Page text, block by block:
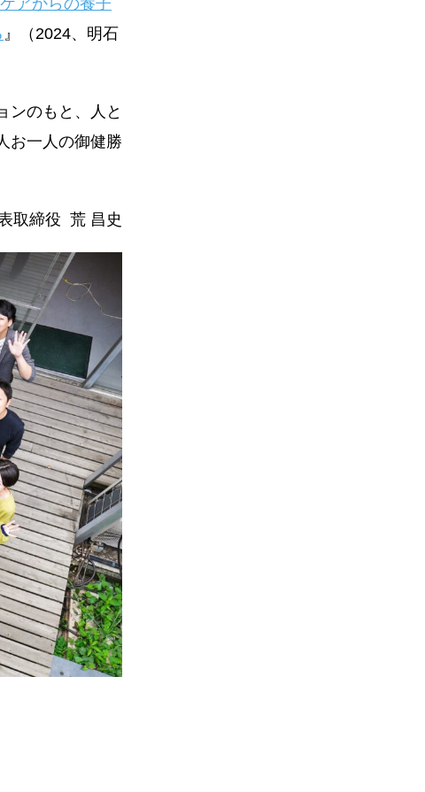
アからの養子
』（2024、明石
ンのもと、人と
お一人の御健勝
取締役 荒 昌史